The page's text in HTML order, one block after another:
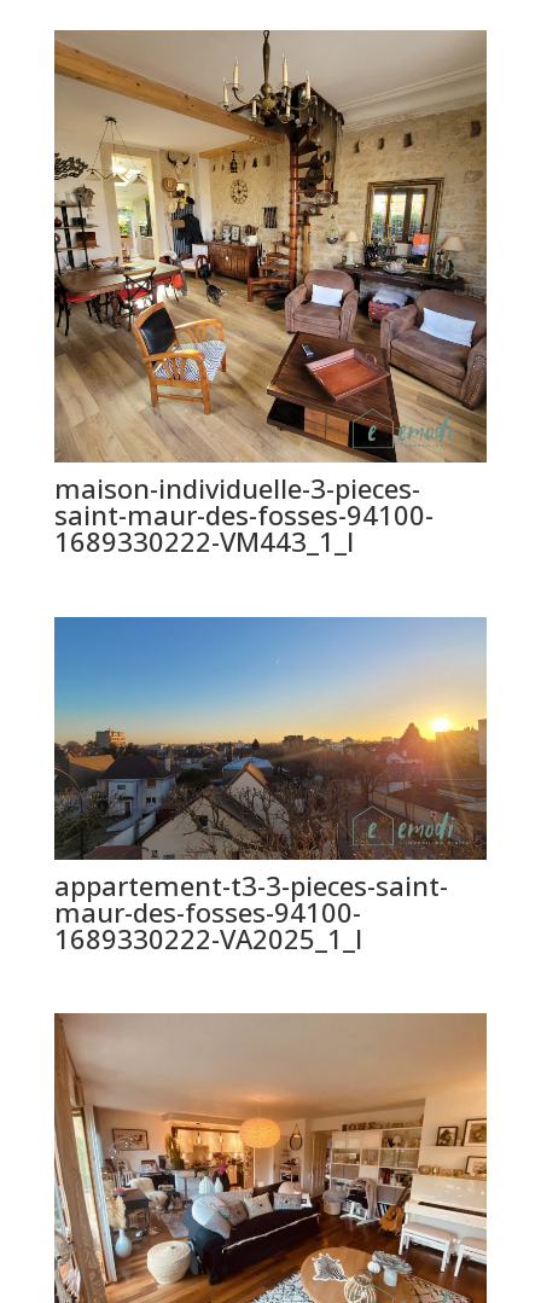
maison-individuelle-3-pieces-
saint-maur-des-fosses-94100-
1689330222-VM443_1_l
appartement-t3-3-pieces-saint-
maur-des-fosses-94100-
1689330222-VA2025_1_l